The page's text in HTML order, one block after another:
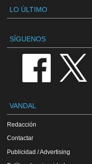
LO ÚLTIMO
SÍGUENOS
VANDAL
Redacción
Contactar
Publicidad / Advertising